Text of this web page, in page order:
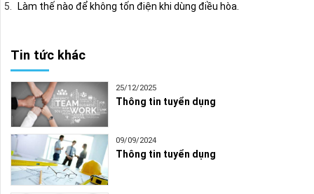
Làm thế nào để không tốn điện khi dùng điều hòa.
Tin tức khác
25/12/2025
Thông tin tuyển dụng
09/09/2024
Thông tin tuyển dụng